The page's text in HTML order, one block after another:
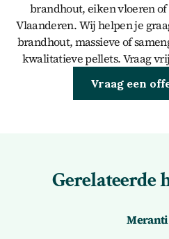
brandhout, eiken vloeren of
Vlaanderen. Wij helpen je
brandhout, massieve of
kwalitatieve pellets. Vraag
Brandhout
Vraag een
Gerelateerde
Meranti